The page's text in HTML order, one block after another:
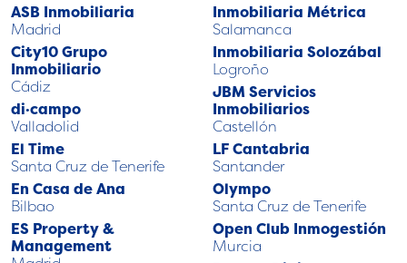
ASB Inmobiliaria
Madrid
City10 Grupo
Inmobiliario
Cádiz
di·campo
Valladolid
El Time
Santa Cruz de Tenerife
En Casa de Ana
Bilbao
ES Property &
Management
Inmobiliaria Métrica
Salamanca
Inmobiliaria Solozábal
Logroño
JBM Servicios
Inmobiliarios
Castellón
LF Cantabria
Santander
Olympo
Santa Cruz de Tenerife
Open Club Inmogestión
Murcia